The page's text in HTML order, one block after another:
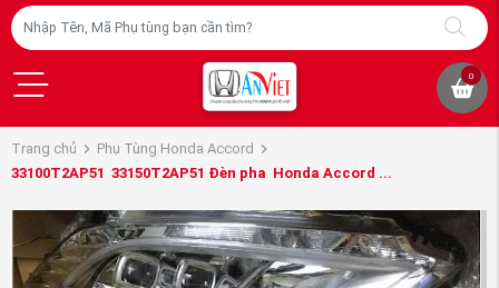
0
Trang chủ
Phụ Tùng Honda Accord
33100T2AP51 33150T2AP51 Đèn pha Honda Accord ...